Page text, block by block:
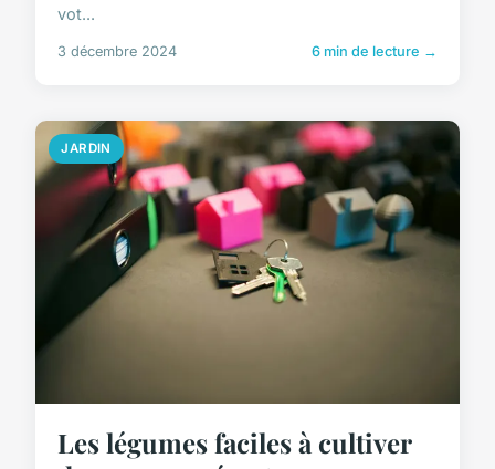
vot...
3 décembre 2024 6 min de lecture →
JARDIN
Les légumes faciles à cultiver